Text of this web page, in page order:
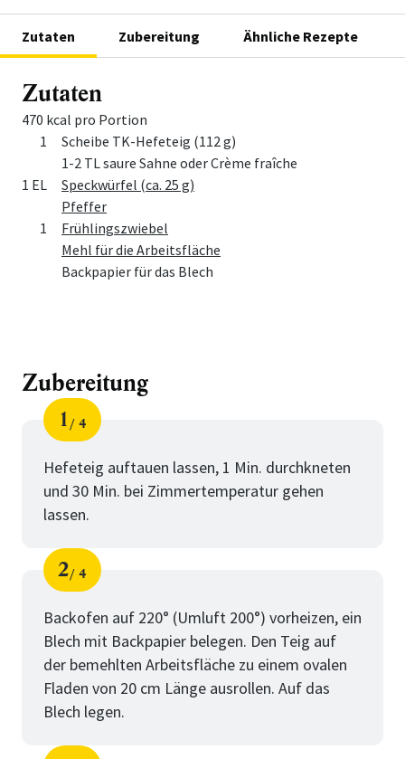
Zutaten Zubereitung Ähnliche Rezepte
Zutaten
470 kcal pro Portion
MengeZutat
1
Scheibe TK-Hefeteig (112 g)
1-2 TL saure Sahne oder Crème fraîche
1 EL
Speckwürfel (ca. 25 g)
Pfeffer
1
Frühlingszwiebel
Mehl für die Arbeitsfläche
Backpapier für das Blech
Zubereitung
Schritt
1
von
4
Hefeteig auftauen lassen, 1 Min. durchkneten
und 30 Min. bei Zimmertemperatur gehen
lassen.
Schritt
2
von
4
Backofen auf 220° (Umluft 200°) vorheizen, ein
Blech mit Backpapier belegen. Den Teig auf
der bemehlten Arbeitsfläche zu einem ovalen
Fladen von 20 cm Länge ausrollen. Auf das
Blech legen.